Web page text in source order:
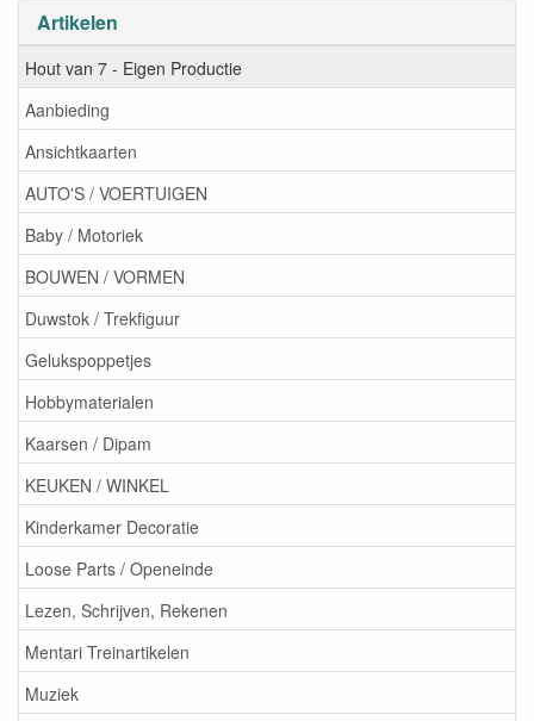
Artikelen
Hout van 7 - Eigen Productie
Aanbieding
Ansichtkaarten
AUTO'S / VOERTUIGEN
Baby / Motoriek
BOUWEN / VORMEN
Duwstok / Trekfiguur
Gelukspoppetjes
Hobbymaterialen
Kaarsen / Dipam
KEUKEN / WINKEL
Kinderkamer Decoratie
Loose Parts / Openeinde
Lezen, Schrijven, Rekenen
Mentari Treinartikelen
Muziek